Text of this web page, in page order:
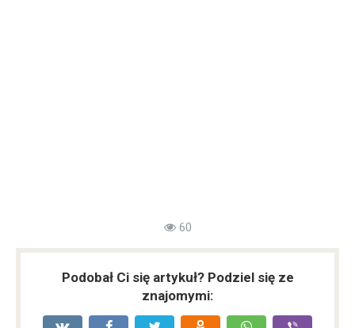
60
Podobał Ci się artykuł? Podziel się ze
znajomymi: